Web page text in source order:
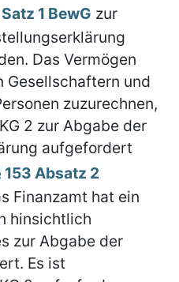
1 BewG zur
Das Vermögen
Gesellschaftern und
zuzurechnen,
2 zur Abgabe der
aufgefordert
153 Absatz 2
Finanzamt hat ein
hinsichtlich
zur Abgabe der
Es ist